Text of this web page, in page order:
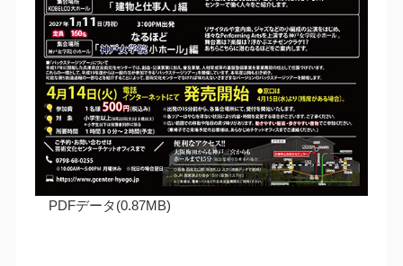
PDFデータ(0.87MB)